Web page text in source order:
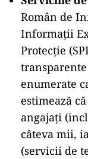
Român de
Informații
Protecție
enumerate
estimează
angajați
câteva mii,
(servicii de